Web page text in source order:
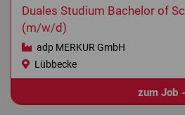
Duales Studium Bachelor of
(m/w/d)
adp MERKUR GmbH
Lübbecke
zum Job